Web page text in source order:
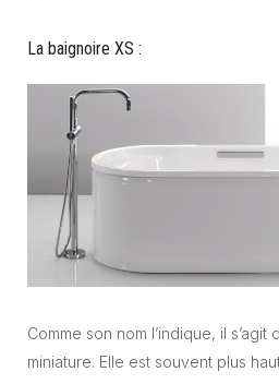
La baignoire XS :
Comme son nom l’indique, il s’agit
miniature. Elle est souvent plus